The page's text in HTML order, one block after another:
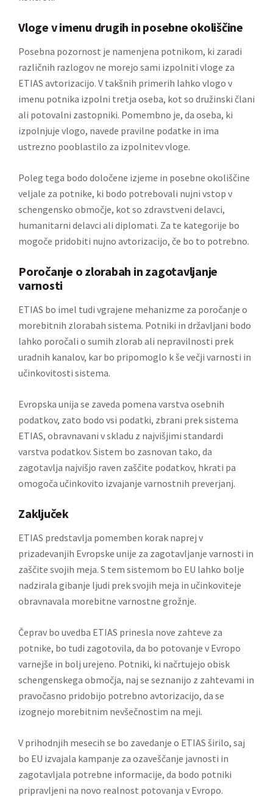
Vloge v imenu drugih in posebne okoliščine
Posebna pozornost je namenjena potnikom, ki zaradi
različnih razlogov ne morejo sami izpolniti vloge za
ETIAS avtorizacijo. V takšnih primerih lahko vlogo v
imenu potnika izpolni tretja oseba, kot so družinski člani
ali potovalni zastopniki. Pomembno je, da oseba, ki
izpolnjuje vlogo, navede pravilne podatke in ima
ustrezno pooblastilo za izpolnitev vloge.
Poleg tega bodo določene izjeme in posebne okoliščine
veljale za potnike, ki bodo potrebovali nujni vstop v
schengensko območje, kot so zdravstveni delavci,
humanitarni delavci ali diplomati. Za te kategorije bo
mogoče pridobiti nujno avtorizacijo, če bo to potrebno.
Poročanje o zlorabah in zagotavljanje
varnosti
ETIAS bo imel tudi vgrajene mehanizme za poročanje o
morebitnih zlorabah sistema. Potniki in državljani bodo
lahko poročali o sumih zlorab ali nepravilnosti prek
uradnih kanalov, kar bo pripomoglo k še večji varnosti in
učinkovitosti sistema.
Evropska unija se zaveda pomena varstva osebnih
podatkov, zato bodo vsi podatki, zbrani prek sistema
ETIAS, obravnavani v skladu z najvišjimi standardi
varstva podatkov. Sistem bo zasnovan tako, da
zagotavlja najvišjo raven zaščite podatkov, hkrati pa
omogoča učinkovito izvajanje varnostnih preverjanj.
Zaključek
ETIAS predstavlja pomemben korak naprej v
prizadevanjih Evropske unije za zagotavljanje varnosti in
zaščite svojih meja. S tem sistemom bo EU lahko bolje
nadzirala gibanje ljudi prek svojih meja in učinkoviteje
obravnavala morebitne varnostne grožnje.
Čeprav bo uvedba ETIAS prinesla nove zahteve za
potnike, bo tudi zagotovila, da bo potovanje v Evropo
varnejše in bolj urejeno. Potniki, ki načrtujejo obisk
schengenskega območja, naj se seznanijo z zahtevami in
pravočasno pridobijo potrebno avtorizacijo, da se
izognejo morebitnim nevšečnostim na meji.
V prihodnjih mesecih se bo zavedanje o ETIAS širilo, saj
bo EU izvajala kampanje za ozaveščanje javnosti in
zagotavljala potrebne informacije, da bodo potniki
pripravljeni na novo realnost potovanja v Evropo.